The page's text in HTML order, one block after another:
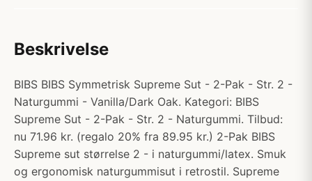
Beskrivelse
BIBS BIBS Symmetrisk Supreme Sut - 2-Pak - Str. 2 -
Naturgummi - Vanilla/Dark Oak. Kategori: BIBS
Supreme Sut - 2-Pak - Str. 2 - Naturgummi. Tilbud:
nu 71.96 kr. (regalo 20% fra 89.95 kr.) 2-Pak BIBS
Supreme sut størrelse 2 - i naturgummi/latex. Smuk
og ergonomisk naturgummisut i retrostil. Supreme